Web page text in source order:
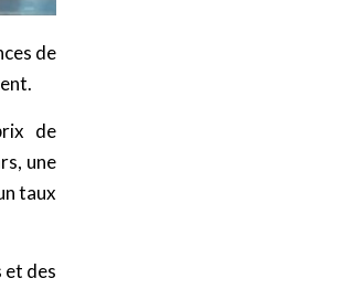
de
de
une
taux
et des